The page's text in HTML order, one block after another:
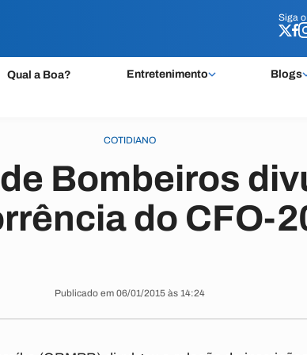
Siga o
Qual a Boa? Entretenimento Blogs
Siga o
COTIDIANO
Bombeiros
do CFO-
Publicado em 06/01/2015 às 14:24